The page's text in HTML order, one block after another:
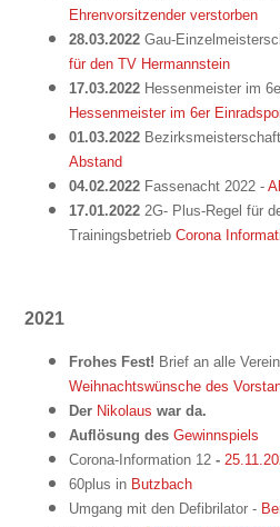
Ehrenvorsitzender verstorben
28.03.2022 Gau-
für den TV Hermannstein
17.03.2022 Hessenmeister im
Hessenmeister im 6er
01.03.2022
Abstand
04.02.2022 Fassenacht 2022 -
17.01.2022 2G- Plus-Regel für
Trainingsbetrieb Corona
2021
Frohes Fest! Brief an alle
Weihnachtswünsche des
Der Nikolaus war da.
Auflösung des Gewinnspiels
Corona-Information 12 -
60plus in Butzbach
Umgang mit den Defibrilator -